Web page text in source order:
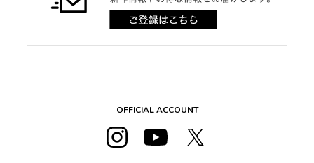
OFFICIAL ACCOUNT